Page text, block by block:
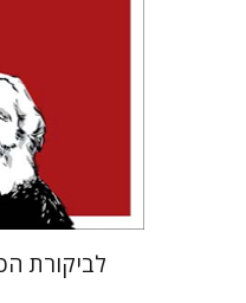
הנחת
לביקורת